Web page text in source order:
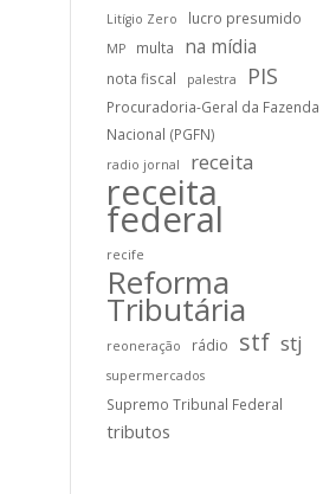
Litígio Zero lucro presumido
MP multa na mídia
nota fiscal palestra PIS
Procuradoria-Geral da Fazenda
Nacional (PGFN)
radio jornal receita
receita
federal
recife
Reforma
Tributária
reoneração rádio stf stj
supermercados
Supremo Tribunal Federal
tributos